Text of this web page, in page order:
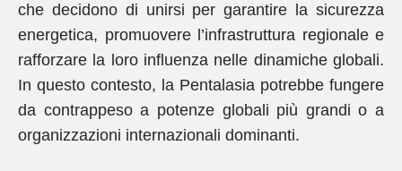
che decidono di unirsi per garantire la sicurezza
energetica, promuovere l’infrastruttura regionale e
rafforzare la loro influenza nelle dinamiche globali.
In questo contesto, la Pentalasia potrebbe fungere
da contrappeso a potenze globali più grandi o a
organizzazioni internazionali dominanti.